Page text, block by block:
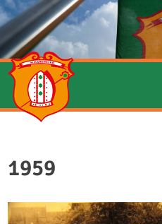
1959